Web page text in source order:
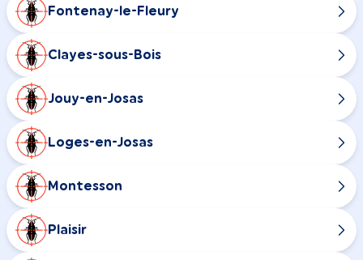
Fontenay-le-Fleury
Clayes-sous-Bois
Jouy-en-Josas
Loges-en-Josas
Montesson
Plaisir